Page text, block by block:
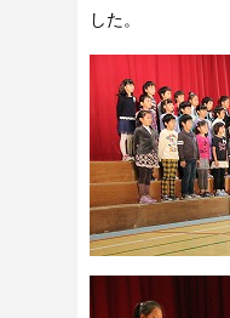
した。